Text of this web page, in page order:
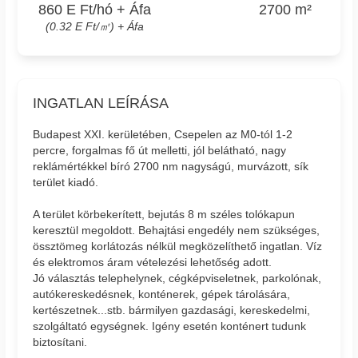
860 E Ft/hó + Áfa
(0.32 E Ft/㎡) + Áfa
2700 m²
INGATLAN LEÍRÁSA
Budapest XXI. kerületében, Csepelen az M0-tól 1-2
percre, forgalmas fő út melletti, jól belátható, nagy
reklámértékkel bíró 2700 nm nagyságú, murvázott, sík
terület kiadó.
A terület körbekerített, bejutás 8 m széles tolókapun
keresztül megoldott. Behajtási engedély nem szükséges,
össztömeg korlátozás nélkül megközelíthető ingatlan. Víz
és elektromos áram vételezési lehetőség adott.
Jó választás telephelynek, cégképviseletnek, parkolónak,
autókereskedésnek, konténerek, gépek tárolására,
kertészetnek...stb. bármilyen gazdasági, kereskedelmi,
szolgáltató egységnek. Igény esetén konténert tudunk
biztosítani.